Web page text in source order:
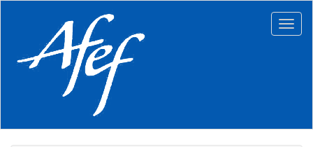
principal